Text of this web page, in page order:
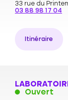
33 rue du
03 88 98 17 04
Itinéraire
Ouvert